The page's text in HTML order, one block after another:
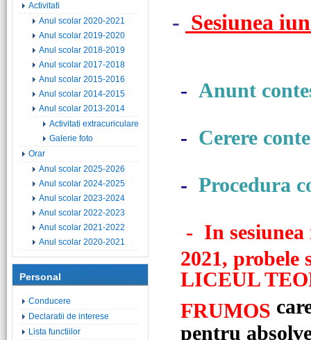
Activitati
Anul scolar 2020-2021
Anul scolar 2019-2020
Anul scolar 2018-2019
Anul scolar 2017-2018
Anul scolar 2015-2016
Anul scolar 2014-2015
Anul scolar 2013-2014
Activitati extracuriculare
Galerie foto
Orar
Anul scolar 2025-2026
Anul scolar 2024-2025
Anul scolar 2023-2024
Anul scolar 2022-2023
Anul scolar 2021-2022
Anul scolar 2020-2021
Personal
Conducere
Declaratii de interese
Lista functiilor
- Sesiunea
- Anunt
- Cerere
- Procedura
- In
2021, probele
LICEUL
FRUMOS
pentru